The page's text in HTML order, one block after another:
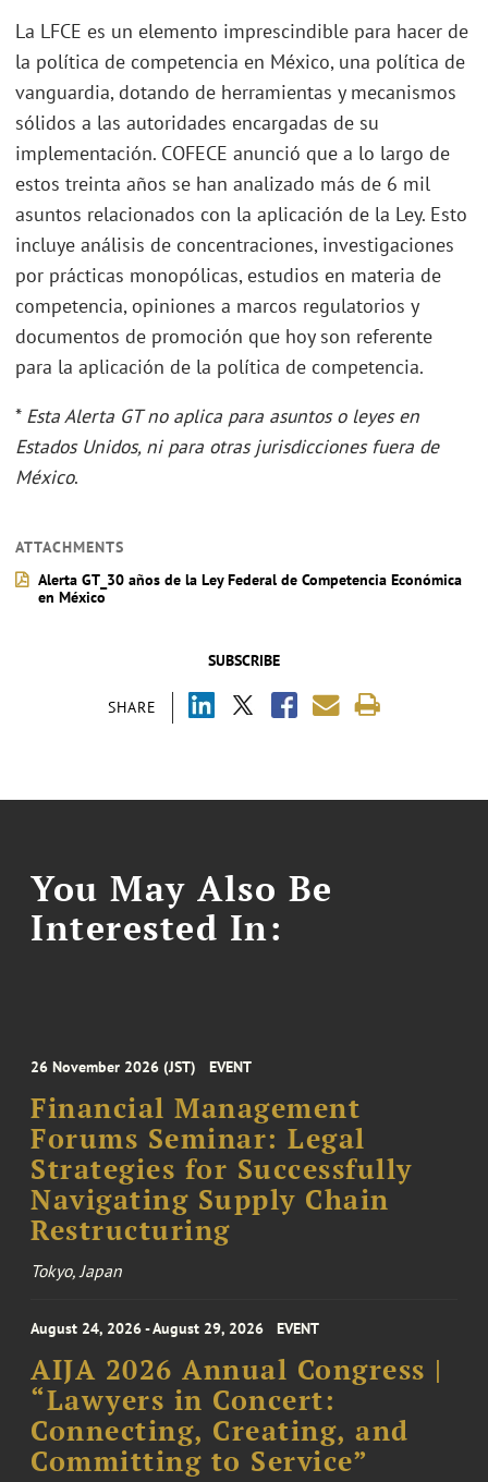
SUBSCRIBE
SHARE
La LFCE es un elemento imprescindible para hacer de
la política de competencia en México, una política de
vanguardia, dotando de herramientas y mecanismos
sólidos a las autoridades encargadas de su
implementación. COFECE anunció que a lo largo de
estos treinta años se han analizado más de 6 mil
asuntos relacionados con la aplicación de la Ley. Esto
incluye análisis de concentraciones, investigaciones
por prácticas monopólicas, estudios en materia de
competencia, opiniones a marcos regulatorios y
documentos de promoción que hoy son referente
para la aplicación de la política de competencia.
* Esta Alerta GT no aplica para asuntos o leyes en
Estados Unidos, ni para otras jurisdicciones fuera de
México.
ATTACHMENTS
Alerta GT_30 años de la Ley Federal de Competencia Económica
en México
You May Also Be
Interested In:
26 November 2026 (JST) EVENT
Financial Management
Forums Seminar: Legal
Strategies for Successfully
Navigating Supply Chain
Restructuring
Tokyo, Japan
August 24, 2026 - August 29, 2026 EVENT
AIJA 2026 Annual Congress |
“Lawyers in Concert:
Connecting, Creating, and
Committing to Service”